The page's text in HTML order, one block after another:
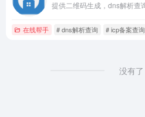
在线帮手 # dns解析查询 # icp备案查询
没有了